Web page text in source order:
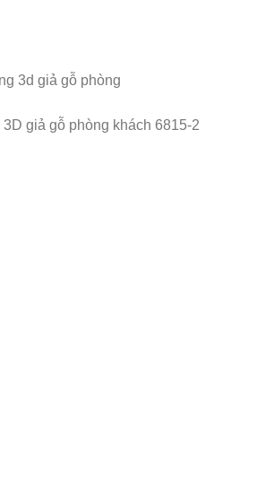
giả gỗ phòng khách 6815-2